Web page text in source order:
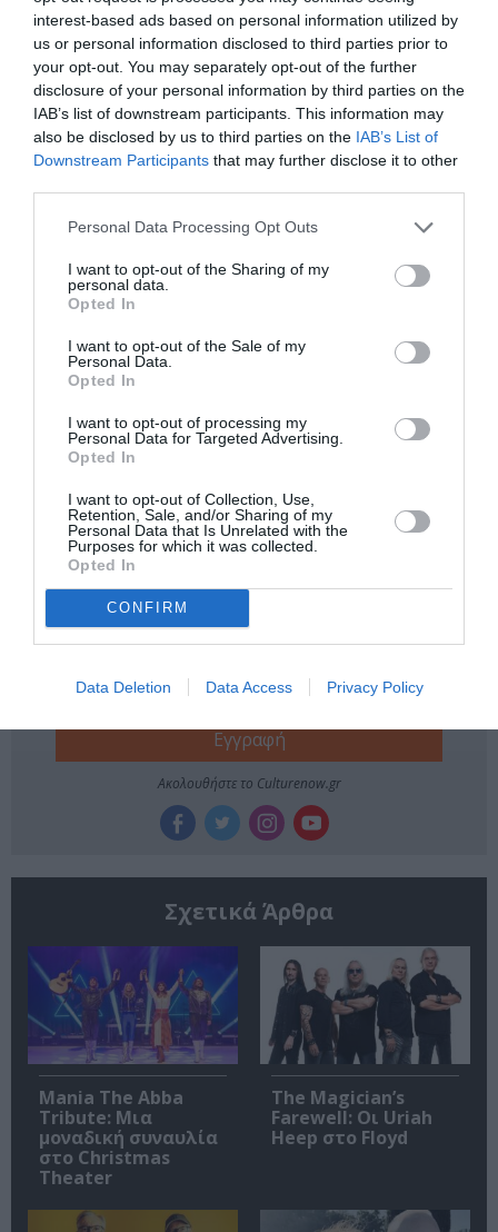
interest-based ads based on personal information utilized by
us or personal information disclosed to third parties prior to
your opt-out. You may separately opt-out of the further
disclosure of your personal information by third parties on the
IAB’s list of downstream participants. This information may
also be disclosed by us to third parties on the IAB’s List of
Downstream Participants that may further disclose it to other
Personal Data Processing Opt Outs
I want to opt-out of the Sharing of my
personal data.
Opted In
I want to opt-out of the Sale of my
Personal Data.
Opted In
I want to opt-out of processing my
Personal Data for Targeted Advertising.
Opted In
I want to opt-out of Collection, Use,
Retention, Sale, and/or Sharing of my
Personal Data that Is Unrelated with the
Purposes for which it was collected.
Opted In
CONFIRM
Data Deletion Data Access Privacy Policy
Πληροφορίες / Κρατήσεις:
Τηλ: 210.3475900
Ακολουθήστε το Culturenow.gr στο Google News
μάθετε πρώτοι όλες τις ειδήσεις
Δείτε όλα τατελευταία νέαγια την Τέχνη και τον
Νέοι Διαγωνισμοί
Tags
ΕΝΤΕΧΝΟ - ΛΑΪΚΟ - ΠΑΡΑΔΟΣΙΑΚΗ
ΣΥΝΑΥΛΙΕΣ 2023
Newsletter
Κάθε βδομάδα στο e-mail σας τα τελευταία νέα για
Ακολουθήστε το Culturenow.gr
Σχετικά Άρθρα
Mania The Abba
Tribute: Μια
μοναδική συναυλία
στο Christmas
Theater
The Magician’s
Farewell: Οι Uriah
Heep στο Floyd